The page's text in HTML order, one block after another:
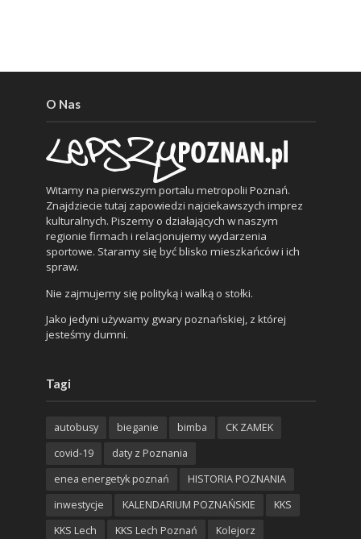
O Nas
Witamy na pierwszym portalu metropolii Poznań.
Znajdziecie tutaj zapowiedzi najciekawszych imprez
kulturalnych. Piszemy o działających w naszym
regionie firmach i relacjonujemy wydarzenia
sportowe. Staramy się być blisko mieszkańców i ich
spraw.
Nie zajmujemy się polityką i walką o stołki.
Jako jedyni używamy gwary poznańskiej, z której
jesteśmy dumni.
Tagi
autobusy bieganie bimba
CK ZAMEK
covid-19
daty z Poznania
enea energetyk poznań
HISTORIA POZNANIA
inwestycje
KALENDARIUM POZNAŃSKIE
KKS
KKS Lech
KKS Lech Poznań
Kolejorz